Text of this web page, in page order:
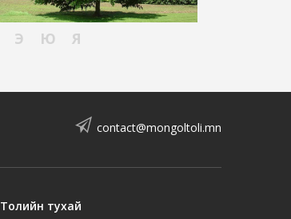
Э Ю Я
contact@mongoltoli.mn
Толийн тухай